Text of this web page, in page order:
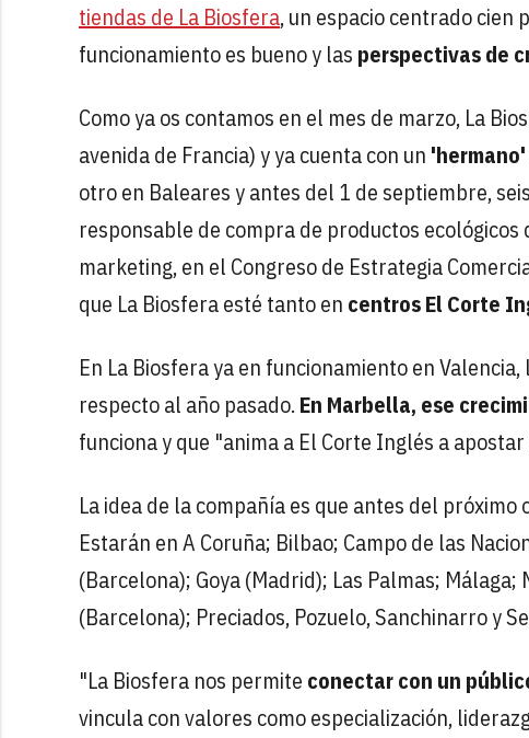
tiendas de La Biosfera, un espacio centrado cien
funcionamiento es bueno y las perspectivas de
Como ya os contamos en el mes de marzo, La
avenida de Francia) y ya cuenta con un
otro en Baleares y antes del 1 de septiembre,
responsable de compra de productos ecológicos
marketing, en el Congreso de Estrategia
que La Biosfera esté tanto en centros El Corte
En La Biosfera ya en funcionamiento en Valencia,
respecto al año pasado. En Marbella, ese
funciona y que "anima a El Corte Inglés a
La idea de la compañía es que antes del próximo
Estarán en A Coruña; Bilbao; Campo de las
(Barcelona); Goya (Madrid); Las Palmas;
(Barcelona); Preciados, Pozuelo, Sanchinarro y
"La Biosfera nos permite conectar con un
vincula con valores como especialización,